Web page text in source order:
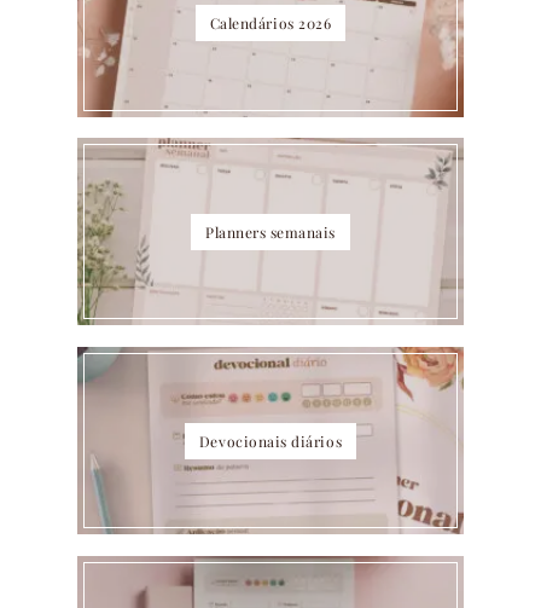
Calendários 2026
Planners semanais
Devocionais diários